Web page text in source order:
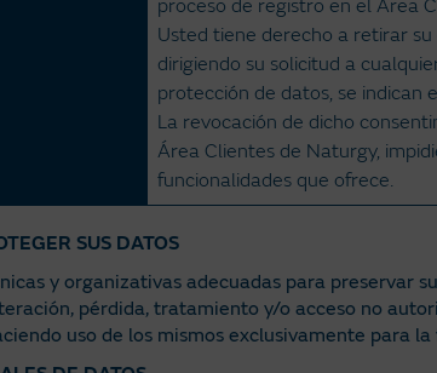
proceso de registro en el Área
Usted tiene derecho a retirar
dirigiendo su solicitud a
protección de datos, se indican
La revocación de dicho
Área Clientes de Naturgy,
funcionalidades que ofrece.
SUS DATOS
y organizativas adecuadas para preservar
pérdida, tratamiento y/o acceso no
uso de los mismos exclusivamente para